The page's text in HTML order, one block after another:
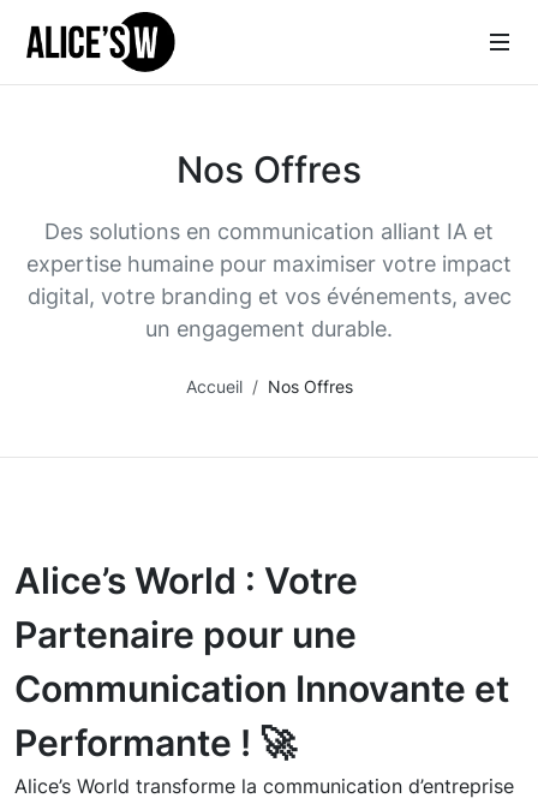
Nos Offres
Des solutions en communication alliant IA et
expertise humaine pour maximiser votre impact
digital, votre branding et vos événements, avec
un engagement durable.
Accueil Nos Offres
Alice’s World : Votre
Partenaire pour une
Communication Innovante et
Performante ! 🚀
Alice’s World transforme la communication d’entreprise